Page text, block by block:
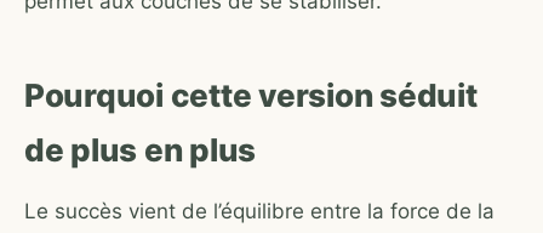
Pourquoi cette version séduit
de plus en plus
Le succès vient de l’équilibre entre la force de la